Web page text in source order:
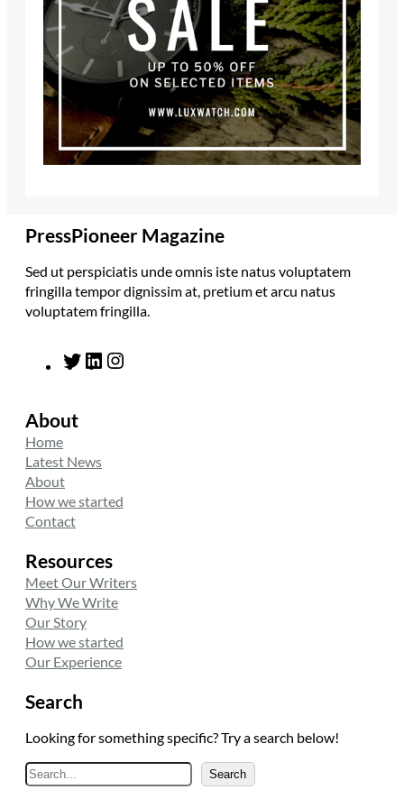
PressPioneer Magazine
Sed ut perspiciatis unde omnis iste natus voluptatem
fringilla tempor dignissim at, pretium et arcu natus
voluptatem fringilla.
T
e
L
n
About
Home
Latest News
About
How we started
Contact
Resources
Meet Our Writers
Why We Write
Our Story
How we started
Our Experience
Search
Looking for something specific? Try a search below!
A
r
Search